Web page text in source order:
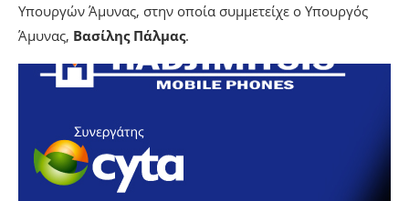
Υπουργών Άμυνας, στην οποία συμμετείχε ο Υπουργός
Άμυνας, Βασίλης Πάλμας.